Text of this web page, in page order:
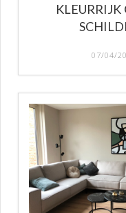
KLEURRIJK
07/04/